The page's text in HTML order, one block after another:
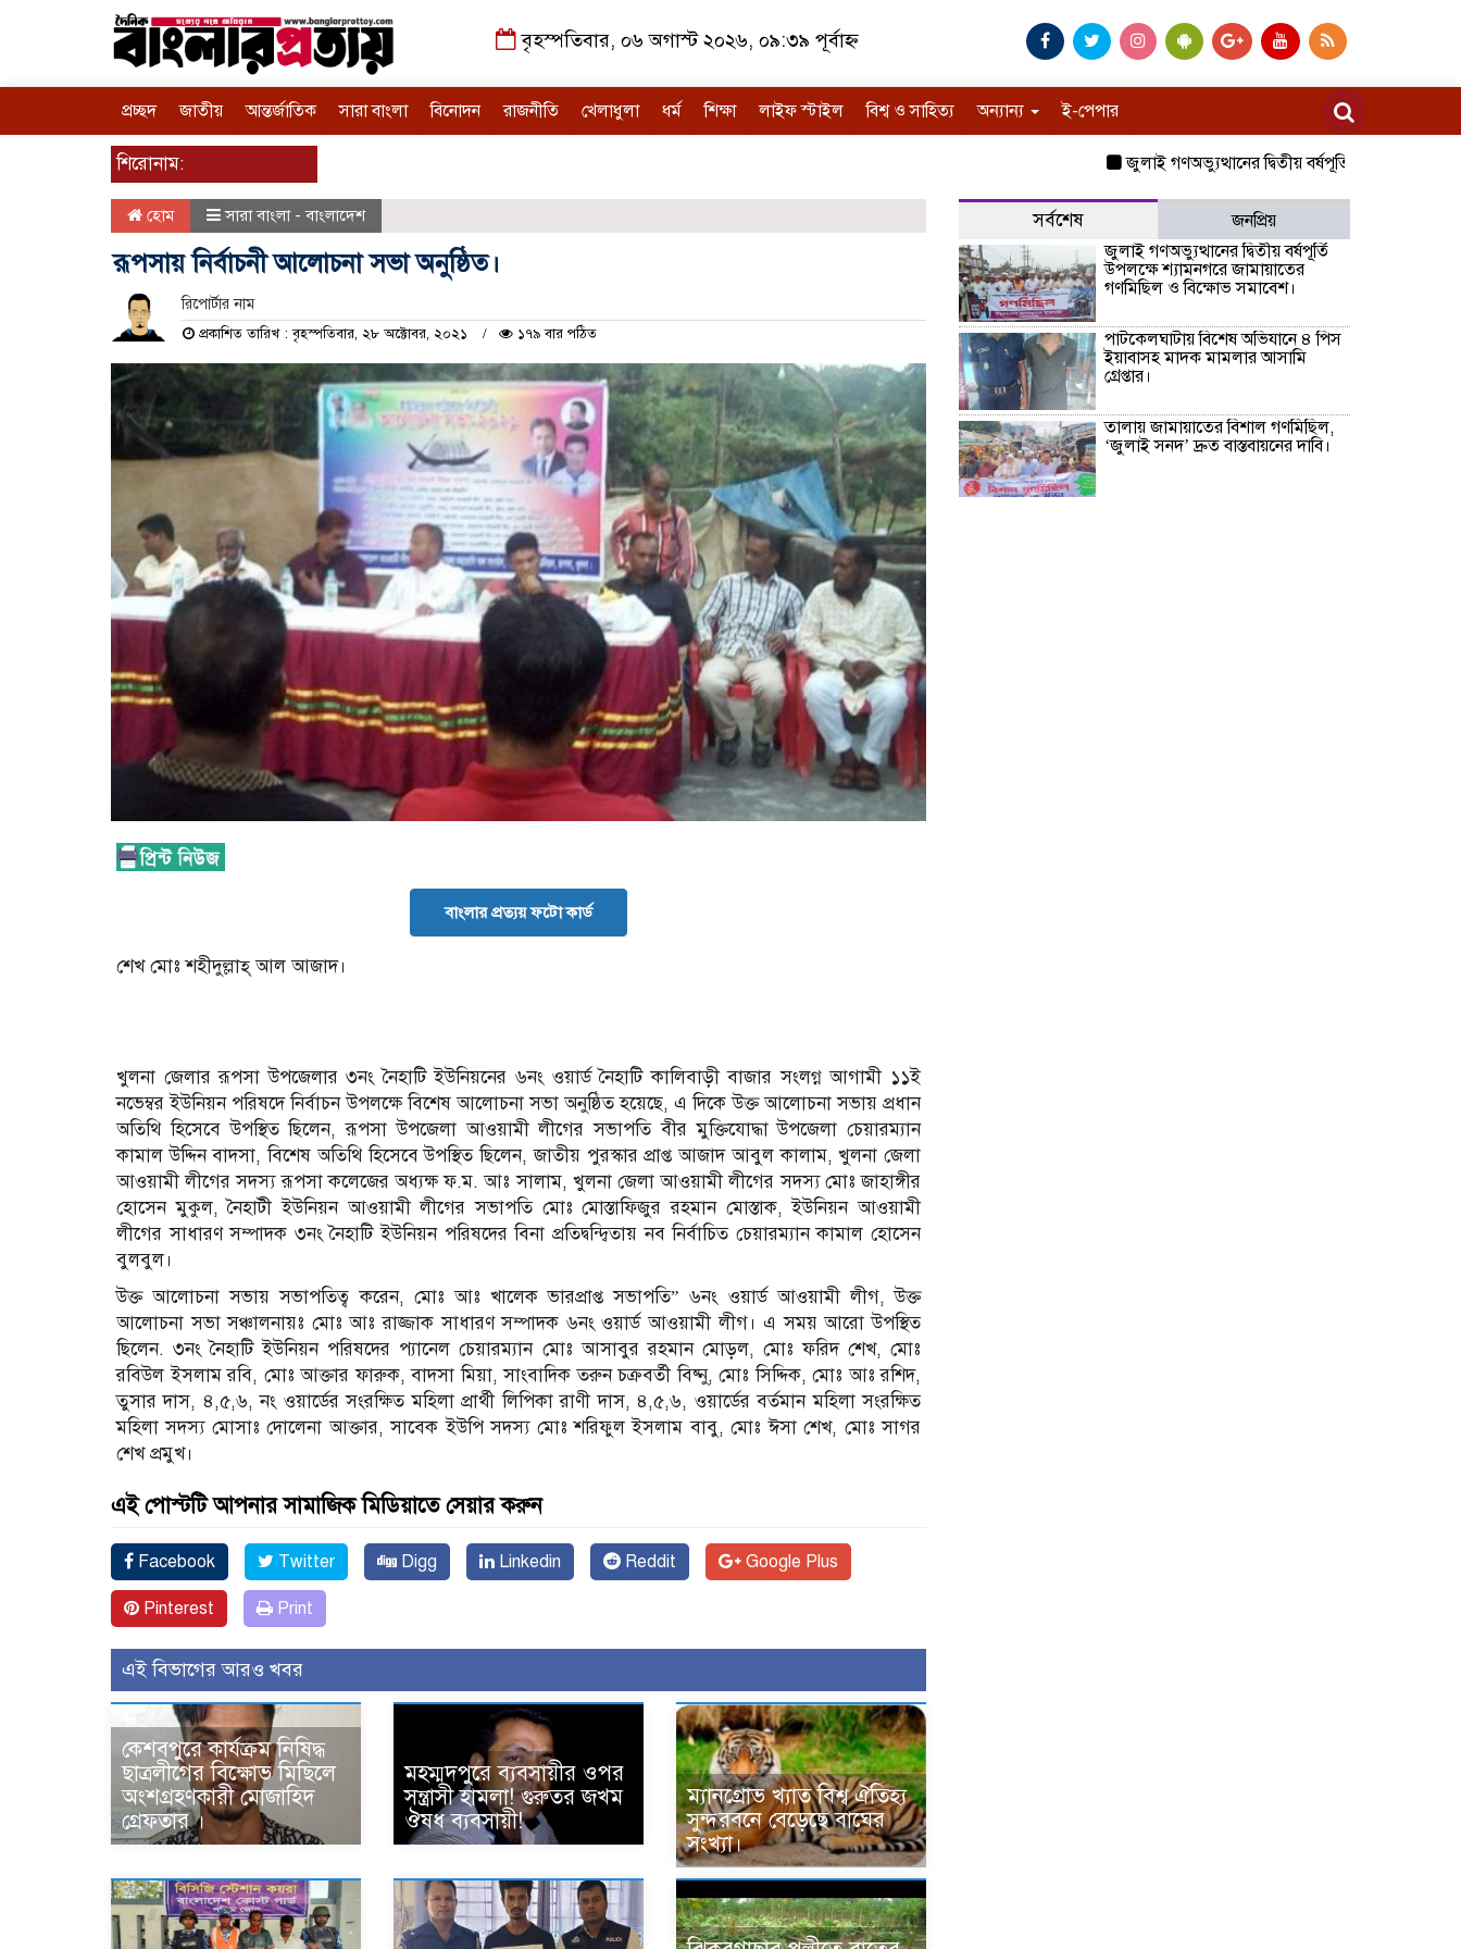
বৃহস্পতিবার, ০৬ অগাস্ট ২০২৬, ০৯:৩৯ পূর্বাহ্ন
প্রচ্ছদ জাতীয় আন্তর্জাতিক সারা বাংলা বিনোদন রাজনীতি খেলাধুলা ধর্ম শিক্ষা লাইফ স্টাইল বিশ্ব ও সাহিত্য অন্যান্য ই-পেপার
শিরোনাম: জুলাই গণঅভ্যুত্থানের দ্বিতীয় বর্ষপূর্তি উপলক্ষে
হোম সারা বাংলা - বাংলাদেশ
রূপসায় নির্বাচনী আলোচনা সভা অনুষ্ঠিত।
রিপোর্টার নাম
প্রকাশিত তারিখ : বৃহস্পতিবার, ২৮ অক্টোবর, ২০২১ ১৭৯ বার পঠিত
বাংলার প্রত্যয় ফটো কার্ড
শেখ মোঃ শহীদুল্লাহ্ আল আজাদ।
খুলনা জেলার রূপসা উপজেলার ৩নং নৈহাটি ইউনিয়নের ৬নং ওয়ার্ড নৈহাটি কালিবাড়ী বাজার সংলগ্ন আগামী ১১ই
নভেম্বর ইউনিয়ন পরিষদে নির্বাচন উপলক্ষে বিশেষ আলোচনা সভা অনুষ্ঠিত হয়েছে, এ দিকে উক্ত আলোচনা সভায় প্রধান
অতিথি হিসেবে উপস্থিত ছিলেন, রূপসা উপজেলা আওয়ামী লীগের সভাপতি বীর মুক্তিযোদ্ধা উপজেলা চেয়ারম্যান
কামাল উদ্দিন বাদসা, বিশেষ অতিথি হিসেবে উপস্থিত ছিলেন, জাতীয় পুরস্কার প্রাপ্ত আজাদ আবুল কালাম, খুলনা জেলা
আওয়ামী লীগের সদস্য রূপসা কলেজের অধ্যক্ষ ফ.ম. আঃ সালাম, খুলনা জেলা আওয়ামী লীগের সদস্য মোঃ জাহাঙ্গীর
হোসেন মুকুল, নৈহাটী ইউনিয়ন আওয়ামী লীগের সভাপতি মোঃ মোস্তাফিজুর রহমান মোস্তাক, ইউনিয়ন আওয়ামী
লীগের সাধারণ সম্পাদক ৩নং নৈহাটি ইউনিয়ন পরিষদের বিনা প্রতিদ্বন্দ্বিতায় নব নির্বাচিত চেয়ারম্যান কামাল হোসেন
বুলবুল।
উক্ত আলোচনা সভায় সভাপতিত্ব করেন, মোঃ আঃ খালেক ভারপ্রাপ্ত সভাপতি” ৬নং ওয়ার্ড আওয়ামী লীগ, উক্ত
আলোচনা সভা সঞ্চালনায়ঃ মোঃ আঃ রাজ্জাক সাধারণ সম্পাদক ৬নং ওয়ার্ড আওয়ামী লীগ। এ সময় আরো উপস্থিত
ছিলেন. ৩নং নৈহাটি ইউনিয়ন পরিষদের প্যানেল চেয়ারম্যান মোঃ আসাবুর রহমান মোড়ল, মোঃ ফরিদ শেখ, মোঃ
রবিউল ইসলাম রবি, মোঃ আক্তার ফারুক, বাদসা মিয়া, সাংবাদিক তরুন চক্রবর্তী বিষ্নু, মোঃ সিদ্দিক, মোঃ আঃ রশিদ,
তুসার দাস, ৪,৫,৬, নং ওয়ার্ডের সংরক্ষিত মহিলা প্রার্থী লিপিকা রাণী দাস, ৪,৫,৬, ওয়ার্ডের বর্তমান মহিলা সংরক্ষিত
মহিলা সদস্য মোসাঃ দোলেনা আক্তার, সাবেক ইউপি সদস্য মোঃ শরিফুল ইসলাম বাবু, মোঃ ঈসা শেখ, মোঃ সাগর
শেখ প্রমুখ।
এই পোস্টটি আপনার সামাজিক মিডিয়াতে সেয়ার করুন
Facebook Twitter Digg Linkedin Reddit Google Plus
Pinterest Print
এই বিভাগের আরও খবর
কেশবপুরে কার্যক্রম নিষিদ্ধ
ছাত্রলীগের বিক্ষোভ মিছিলে
অংশগ্রহণকারী মোজাহিদ
গ্রেফতার ।
মহম্মদপুরে ব্যবসায়ীর ওপর
সন্ত্রাসী হামলা! গুরুতর জখম
ঔষধ ব্যবসায়ী!
ম্যানগ্রোভ খ্যাত বিশ্ব ঐতিহ্য
সুন্দরবনে বেড়েছে বাঘের
সংখ্যা।
সর্বশেষ
জনপ্রিয়
জুলাই গণঅভ্যুত্থানের দ্বিতীয় বর্ষপূর্তি
উপলক্ষে শ্যামনগরে জামায়াতের
গণমিছিল ও বিক্ষোভ সমাবেশ।
পাটকেলঘাটায় বিশেষ অভিযানে ৪ পিস
ইয়াবাসহ মাদক মামলার আসামি
গ্রেপ্তার।
তালায় জামায়াতের বিশাল গণমিছিল,
‘জুলাই সনদ’ দ্রুত বাস্তবায়নের দাবি।